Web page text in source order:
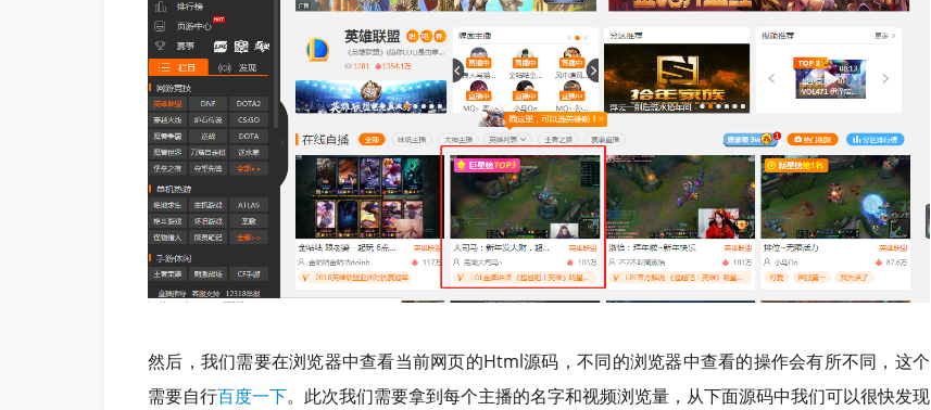
然后，我们需要在浏览器中查看当前网页的Html源码，不同的浏览器中查看的操作会有所不同，这个
需要自行百度一下。此次我们需要拿到每个主播的名字和视频浏览量，从下面源码中我们可以很快发现